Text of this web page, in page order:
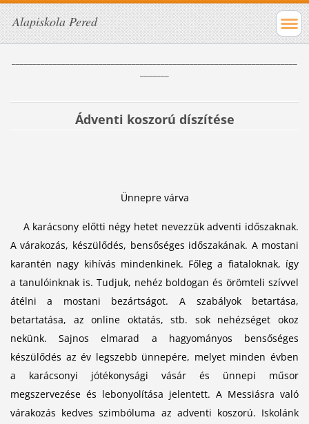
Alapiskola Pered
Ádventi koszorú díszítése
Ünnepre várva
A karácsony előtti négy hetet nevezzük adventi időszaknak.
A várakozás, készülődés, bensőséges időszakának. A mostani
karantén nagy kihívás mindenkinek. Főleg a fiataloknak, így
a tanulóinknak is. Tudjuk, nehéz boldogan és örömteli szívvel
átélni a mostani bezártságot. A szabályok betartása,
betartatása, az online oktatás, stb. sok nehézséget okoz
nekünk. Sajnos elmarad a hagyományos bensőséges
készülődés az év legszebb ünnepére, melyet minden évben
a karácsonyi jótékonysági vásár és ünnepi műsor
megszervezése és lebonyolítása jelentett. A Messiásra való
várakozás kedves szimbóluma az adventi koszorú. Iskolánk